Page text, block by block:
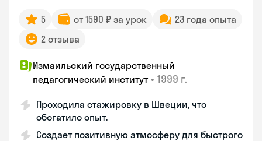
5 от 1590 ₽ за урок
23 года опыта
2 отзыва
Измаильский государственный
педагогический институт • 1999 г.
Проходила стажировку в Швеции, что
обогатило опыт.
Создает позитивную атмосферу для быстрого